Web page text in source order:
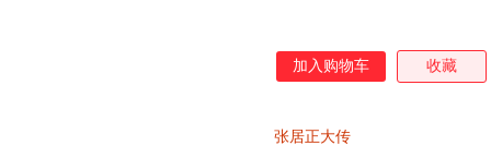
加入购物车 收藏
张居正大传